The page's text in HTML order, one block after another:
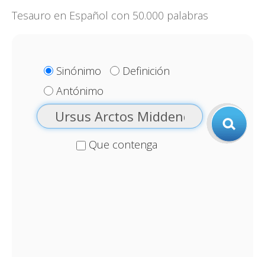
Tesauro en Español con 50.000 palabras
Sinónimo
Definición
Antónimo
Que contenga